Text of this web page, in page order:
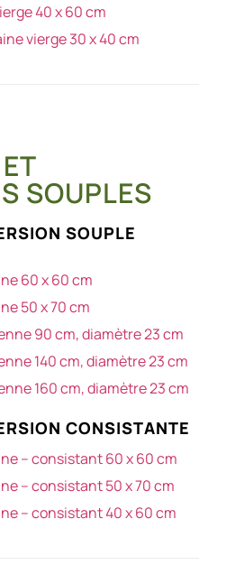
40 x 60 cm
vierge 30 x 40 cm
SOUPLES
SOUPLE
60 x 60 cm
50 x 70 cm
90 cm, diamètre 23 cm
140 cm, diamètre 23 cm
160 cm, diamètre 23 cm
CONSISTANTE
– consistant 60 x 60 cm
– consistant 50 x 70 cm
– consistant 40 x 60 cm